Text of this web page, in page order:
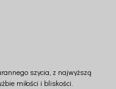
szycia, z najwyższą
miłości i bliskości.